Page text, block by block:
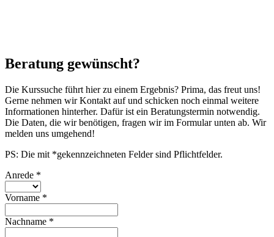
Beratung gewünscht?
Die Kurssuche führt hier zu einem Ergebnis? Prima, das freut uns!
Gerne nehmen wir Kontakt auf und schicken noch einmal weitere
Informationen hinterher. Dafür ist ein Beratungstermin notwendig.
Die Daten, die wir benötigen, fragen wir im Formular unten ab. Wir
melden uns umgehend!
PS: Die mit *gekennzeichneten Felder sind Pflichtfelder.
Anrede *
Vorname *
Nachname *